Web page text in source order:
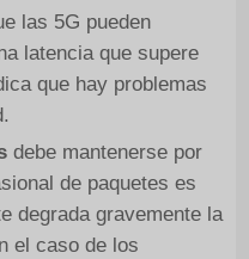
las 5G pueden
latencia que supere
que hay problemas
debe mantenerse por
de paquetes es
degrada gravemente la
el caso de los